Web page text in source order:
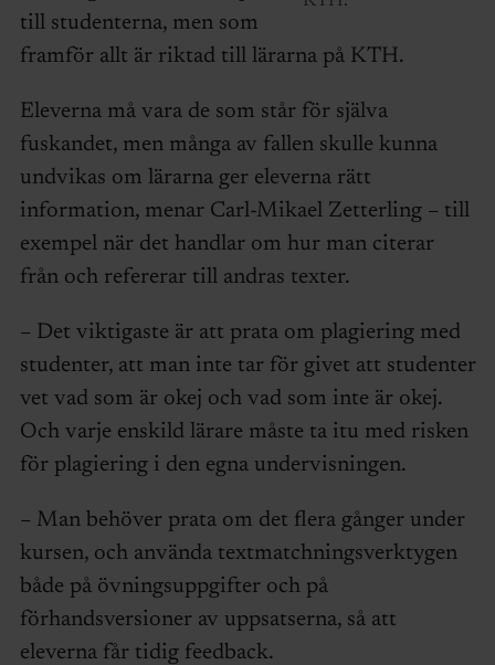
till studenterna, men som
framför allt är riktad till lärarna på KTH.
Eleverna må vara de som står för själva
fuskandet, men många av fallen skulle kunna
undvikas om lärarna ger eleverna rätt
information, menar Carl-Mikael Zetterling – till
exempel när det handlar om hur man citerar
från och refererar till andras texter.
– Det viktigaste är att prata om plagiering med
studenter, att man inte tar för givet att studenter
vet vad som är okej och vad som inte är okej.
Och varje enskild lärare måste ta itu med risken
för plagiering i den egna undervisningen.
– Man behöver prata om det flera gånger under
kursen, och använda textmatchningsverktygen
både på övningsuppgifter och på
förhandsversioner av uppsatserna, så att
eleverna får tidig feedback.